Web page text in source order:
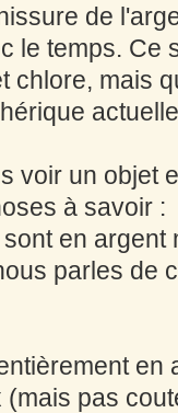
de
le temps. Ce
chlore, mais
voir un objet
à savoir :
en
parles de
en
pas